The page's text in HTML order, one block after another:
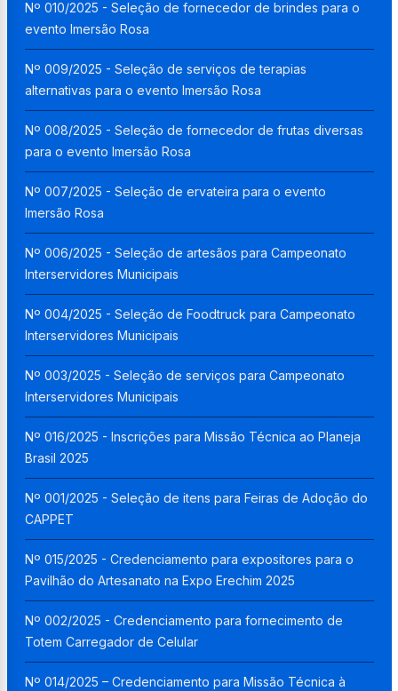
Nº 010/2025 - Seleção de fornecedor de brindes para o
evento Imersão Rosa
Nº 009/2025 - Seleção de serviços de terapias
alternativas para o evento Imersão Rosa
Nº 008/2025 - Seleção de fornecedor de frutas diversas
para o evento Imersão Rosa
Nº 007/2025 - Seleção de ervateira para o evento
Imersão Rosa
Nº 006/2025 - Seleção de artesãos para Campeonato
Interservidores Municipais
Nº 004/2025 - Seleção de Foodtruck para Campeonato
Interservidores Municipais
Nº 003/2025 - Seleção de serviços para Campeonato
Interservidores Municipais
Nº 016/2025 - Inscrições para Missão Técnica ao Planeja
Brasil 2025
Nº 001/2025 - Seleção de itens para Feiras de Adoção do
CAPPET
Nº 015/2025 - Credenciamento para expositores para o
Pavilhão do Artesanato na Expo Erechim 2025
Nº 002/2025 - Credenciamento para fornecimento de
Totem Carregador de Celular
Nº 014/2025 – Credenciamento para Missão Técnica à